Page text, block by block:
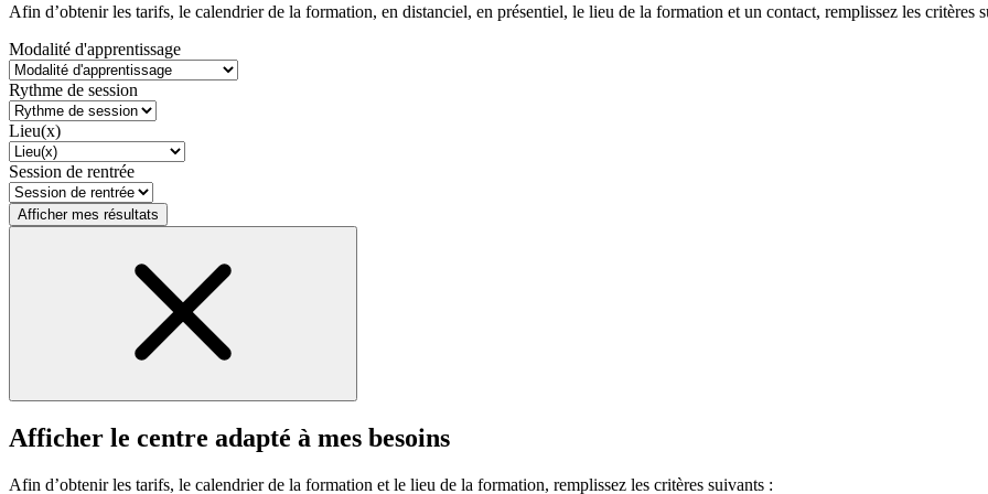
Afin d’obtenir les tarifs, le calendrier de la formation, en distanciel, en présentiel, le lieu de la formation et un contact, remplissez les critères
Modalité d'apprentissage
Rythme de session
Lieu(x)
Session de rentrée
Afficher mes résultats
Afficher le centre adapté à mes besoins
Afin d’obtenir les tarifs, le calendrier de la formation et le lieu de la formation, remplissez les critères suivants :